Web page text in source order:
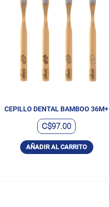
CEPILLO DENTAL BAMBOO 36M+
C$97.00
AÑADIR AL CARRITO